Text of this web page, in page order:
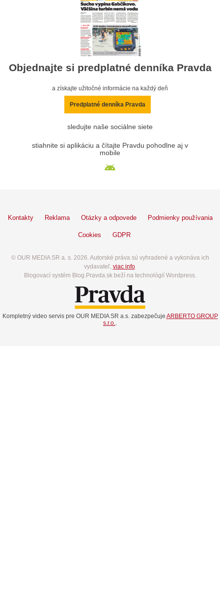
Objednajte si predplatné denníka Pravda
a získajte užitočné informácie na každý deň
Predplatné denníka Pravda
sledujte naše sociálne siete
stiahnite si aplikáciu a čítajte Pravdu pohodlne aj v
mobile
Kontakty Reklama Otázky a odpovede Podmienky používania
Cookies GDPR
© OUR MEDIA SR a. s. 2026. Autorské práva sú vyhradené a vykonáva ich
vydavateľ, viac info.
Blogovací systém Blog.Pravda.sk beží na technológií Wordpress.
Kompletný video servis pre OUR MEDIA SR a.s. zabezpečuje ARBERTO GROUP
s.r.o..